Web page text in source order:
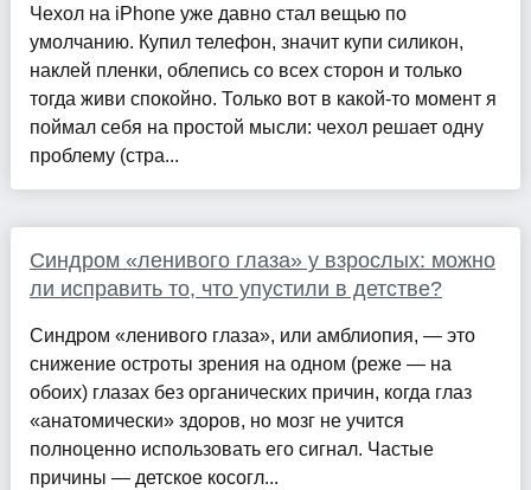
Чехол на iPhone уже давно стал вещью по
умолчанию. Купил телефон, значит купи силикон,
наклей пленки, облепись со всех сторон и только
тогда живи спокойно. Только вот в какой-то момент я
поймал себя на простой мысли: чехол решает одну
проблему (стра...
Синдром «ленивого глаза» у взрослых: можно
ли исправить то, что упустили в детстве?
Синдром «ленивого глаза», или амблиопия, — это
снижение остроты зрения на одном (реже — на
обоих) глазах без органических причин, когда глаз
«анатомически» здоров, но мозг не учится
полноценно использовать его сигнал. Частые
причины — детское косогл...